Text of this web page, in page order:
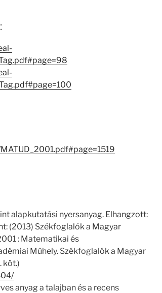
alapkutatási nyersanyag. Elhangzott:
(2013) Székfoglalók a Magyar
: Matematikai és
Műhely. Székfoglalók a Magyar
köt.)
anyag a talajban és a recens